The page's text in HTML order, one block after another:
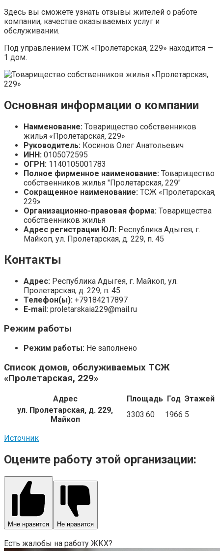
Здесь вы сможете узнать отзывы жителей о работе
компании, качестве оказываемых услуг и
обслуживании.
Под управлением ТСЖ «Пролетарская, 229» находится —
1 дом.
Основная информации о компании
Наименование: Товарищество собственников
жилья «Пролетарская, 229»
Руководитель: Косинов Олег Анатольевич
ИНН: 0105072595
ОГРН: 1140105001783
Полное фирменное наименование: Товарищество
собственников жилья "Пролетарская, 229"
Сокращенное наименование: ТСЖ «Пролетарская,
229»
Организационно-правовая форма: Товарищества
собственников жилья
Адрес регистрации ЮЛ: Республика Адыгея, г.
Майкоп, ул. Пролетарская, д. 229, п. 45
Контакты
Адрес: Республика Адыгея, г. Майкоп, ул.
Пролетарская, д. 229, п. 45
Телефон(ы): +79184217897
E-mail: proletarskaia229@mail.ru
Режим работы
Режим работы: Не заполнено
Список домов, обслуживаемых ТСЖ
«Пролетарская, 229»
Адрес Площадь Год Этажей
ул. Пролетарская, д. 229,
Майкоп
3303.60 1966 5
Источник
Оцените работу этой организации:
Мне нравится Не нравится
Есть жалобы на работу ЖКХ?